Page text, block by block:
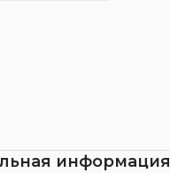
информация